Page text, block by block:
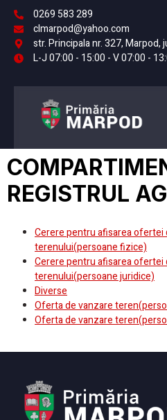
0269 583 289
clmarpod@yahoo.com
str. Principala nr. 327, Marpod,
L-J 07:00 - 15:00 - V 07:00 -
REGISTRUL
Cerere pentru afisarea ofertei
terenului(persoane fizice)
Cerere pentru afisarea ofertei
terenului(persoane juridice)
Diverse
Oferta de vanzare
Oferta de vanzare